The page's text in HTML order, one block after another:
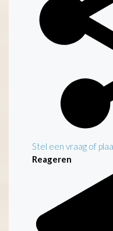
Stel een vraag of
Reageren